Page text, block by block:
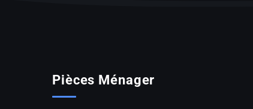
Pièces Ménager